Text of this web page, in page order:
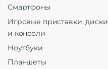
Смартфоны
Игровые приставки, диски
и консоли
Ноутбуки
Планшеты